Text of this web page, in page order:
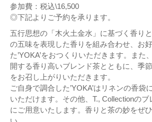
参加費：税込\16,500
◎下記よりご予約を承ります。
五行思想の「木火土金水」に基づく香り
の五味を表現した香りを組み合わせ、お
た’YOKA’をおつくりいただきます。また
開する香り高いブレンド茶とともに、季
をお召し上がりいただきます。
ご自身で調合した’YOKA’はリネンの香袋
いただけます。その他、T., Collectionの
にご用意いたします。香りと茶の妙をぜ